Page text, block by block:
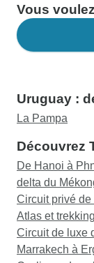
Vous
Uruguay :
La Pampa
Découvrez
De Hanoi à
delta du
Circuit privé de
Atlas et trekking
Circuit de luxe
Marrakech à